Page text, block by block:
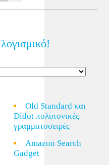
Old Standard και
Didot πολυτονικές
γραμματοσειρές
Amazon Search
Gadget